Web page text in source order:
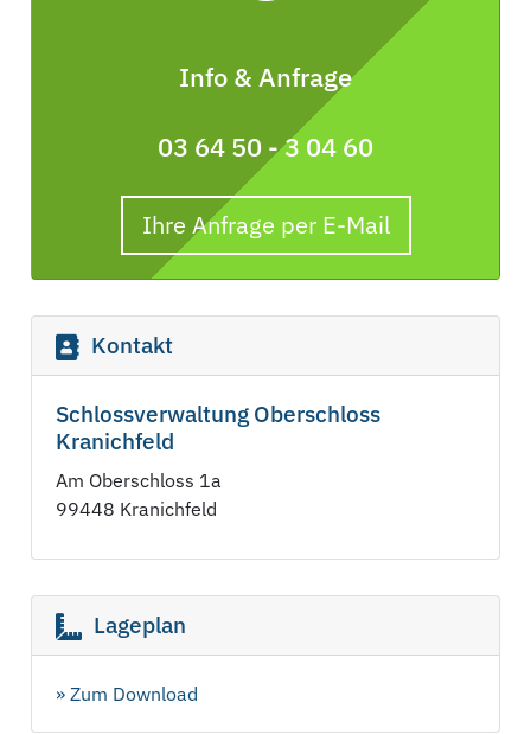
Info & Anfrage
03 64 50 - 3 04 60
Ihre Anfrage per E-Mail
Kontakt
Schlossverwaltung Oberschloss
Kranichfeld
Am Oberschloss 1a
99448 Kranichfeld
Lageplan
» Zum Download